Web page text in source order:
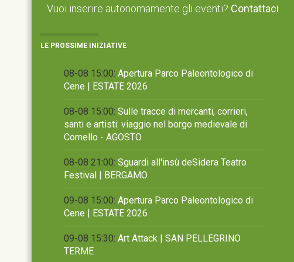
Vuoi inserire autonomamente gli eventi? Contattaci
LE PROSSIME INIZIATIVE
08-08 15:00: Apertura Parco Paleontologico di
Cene | ESTATE 2026
08-08 15:00: Sulle tracce di mercanti, corrieri,
santi e artisti: viaggio nel borgo medievale di
Cornello - AGOSTO
08-08 21:00: Sguardi all'insù deSidera Teatro
Festival | BERGAMO
09-08 15:00: Apertura Parco Paleontologico di
Cene | ESTATE 2026
09-08 15:30: Art Attack | SAN PELLEGRINO
TERME